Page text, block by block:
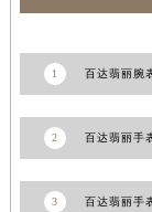
1 百达翡丽腕
2 百达翡丽手
3 百达翡丽手